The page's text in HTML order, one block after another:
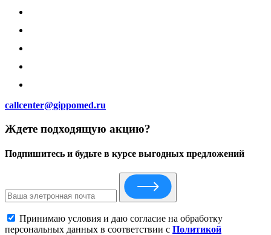
callcenter@gippomed.ru
Ждете подходящую акцию?
Подпишитесь и будьте в курсе выгодных предложений
Принимаю условия и даю согласие на обработку
персональных данных в соответствии с Политикой